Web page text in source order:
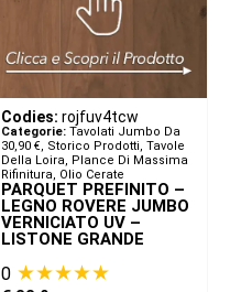
Codies: rojfuv4tcw
Categorie: Tavolati Jumbo Da
30,90 €, Storico Prodotti, Tavole
Della Loira, Plance Di Massima
Rifinitura, Olio Cerate
PARQUET PREFINITO –
LEGNO ROVERE JUMBO
VERNICIATO UV –
LISTONE GRANDE
0 ★★★★★